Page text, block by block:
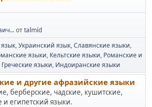
отtalmíd
язык Украинский язык Славянские языки
языки Кельтские языки Романские и
Греческие языки Индоиранские языки
и другие афразийские языки
берберские, чадские, кушитские,
и египетский языки.